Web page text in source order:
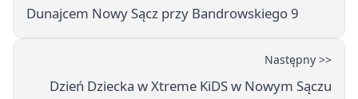
Dunajcem Nowy Sącz przy Bandrowskiego 9
Następny >>
Dzień Dziecka w Xtreme KiDS w Nowym Sączu